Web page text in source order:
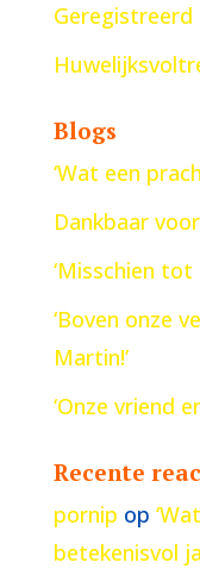
Blogs
‘Wat een
Dankbaar
‘Misschien
‘Boven onze
Martin!’
‘Onze vriend
Recente
pornip op
betekenisvol